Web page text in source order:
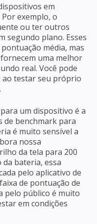
em
exemplo, o
ou ter outros
segundo plano. Esses
média, mas
uma melhor
real. Você pode
testar seu próprio
um dispositivo é a
de benchmark para
é muito sensível a
nossa
da tela para 200
bateria, essa
pelo aplicativo de
de pontuação de
pelo público é muito
em condições